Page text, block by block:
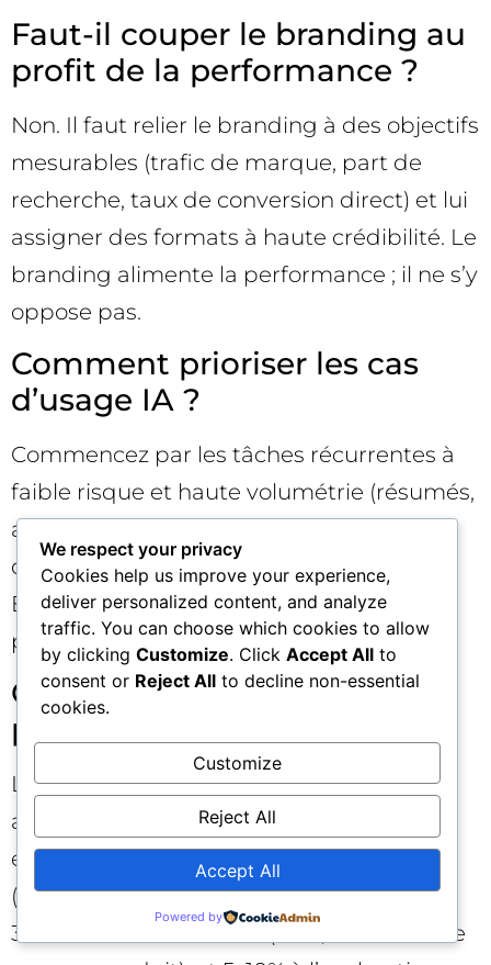
Faut-il couper le branding au
profit de la performance ?
Non. Il faut relier le branding à des objectifs
mesurables (trafic de marque, part de
recherche, taux de conversion direct) et lui
assigner des formats à haute crédibilité. Le
branding alimente la performance ; il ne s’y
oppose pas.
Comment prioriser les cas
d’usage IA ?
Commencez par les tâches récurrentes à
faible risque et haute volumétrie (résumés,
analyses, variations créatives), définissez
des SLAs qualité et mesurez les gains.
Ensuite, montez en complexité vers la
personnalisation et la recommandation.
Quel split d’investissement
privilégier ?
Le ratio dépend du modèle, mais une
approche équilibrée consiste à allouer
environ 60–70% au “core” prouvé
(acquisition mesurable + CRO + CRM), 20–
30% aux actifs durables (SEO, contenus de
We respect your privacy
Cookies help us improve your experience,
deliver personalized content, and analyze
traffic. You can choose which cookies to allow
by clicking Customize. Click Accept All to
consent or Reject All to decline non-essential
cookies.
Customize
Reject All
Accept All
Powered by